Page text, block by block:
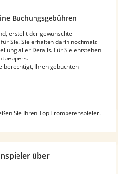
Buchungsgebühren
erstellt der gewünschte
Sie. Sie erhalten darin nochmals
aller Details. Für Sie entstehen
berechtigt, Ihren gebuchten
Sie Ihren Top Trompetenspieler.
über